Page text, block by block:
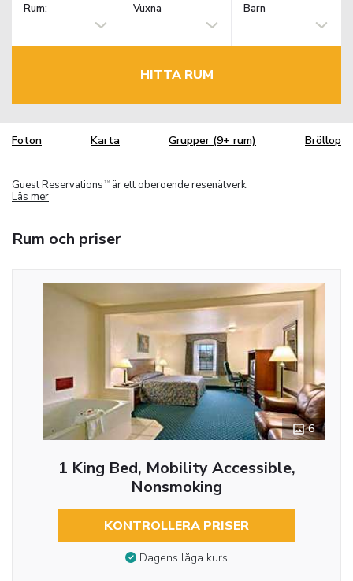
Rum: Vuxna Barn
HITTA RUM
Foton Karta Grupper (9+ rum) Bröllop
Guest Reservations TM
är ett oberoende resenätverk.
Läs mer
Rum och priser
6
1 King Bed, Mobility Accessible,
Nonsmoking
KONTROLLERA PRISER
Dagens låga kurs